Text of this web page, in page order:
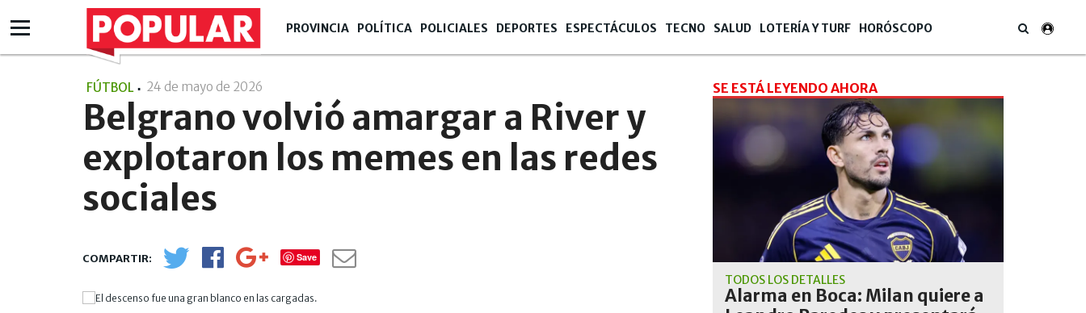
PROVINCIA POLÍTICA POLICIALES DEPORTES ESPECTÁCULOS TECNO SALUD LOTERÍA Y TURF HORÓSCOPO
FÚTBOL 24 de mayo de 2026
Belgrano volvió amargar a River y
explotaron los memes en las redes
sociales
Save
SE ESTÁ LEYENDO AHORA
TODOS LOS DETALLES
Alarma en Boca: Milan quiere a